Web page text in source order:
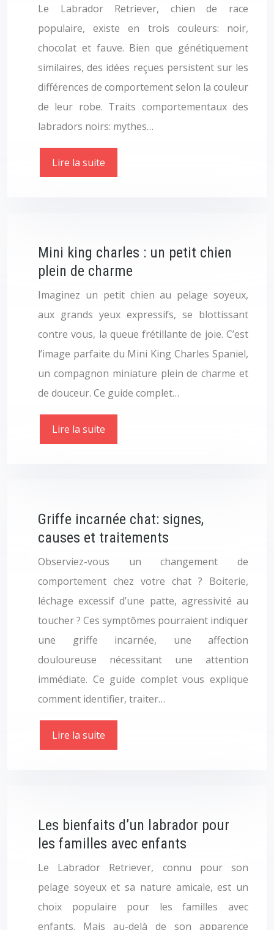
Le Labrador Retriever, chien de race
populaire, existe en trois couleurs: noir,
chocolat et fauve. Bien que génétiquement
similaires, des idées reçues persistent sur les
différences de comportement selon la couleur
de leur robe. Traits comportementaux des
labradors noirs: mythes…
Lire la suite
Mini king charles : un petit chien
plein de charme
Imaginez un petit chien au pelage soyeux,
aux grands yeux expressifs, se blottissant
contre vous, la queue frétillante de joie. C’est
l’image parfaite du Mini King Charles Spaniel,
un compagnon miniature plein de charme et
de douceur. Ce guide complet…
Lire la suite
Griffe incarnée chat: signes,
causes et traitements
Observiez-vous un changement de
comportement chez votre chat ? Boiterie,
léchage excessif d’une patte, agressivité au
toucher ? Ces symptômes pourraient indiquer
une griffe incarnée, une affection
douloureuse nécessitant une attention
immédiate. Ce guide complet vous explique
comment identifier, traiter…
Lire la suite
Les bienfaits d’un labrador pour
les familles avec enfants
Le Labrador Retriever, connu pour son
pelage soyeux et sa nature amicale, est un
choix populaire pour les familles avec
enfants. Mais au-delà de son apparence